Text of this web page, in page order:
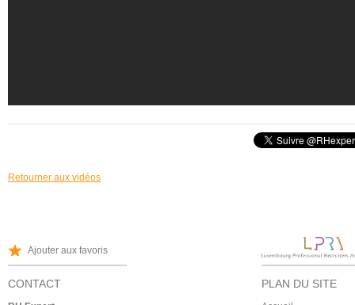
Retourner aux vidéos
Ajouter aux favoris
CONTACT PLAN DU SITE